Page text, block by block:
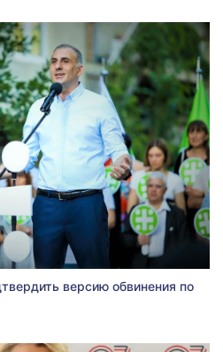
версию обвинения по